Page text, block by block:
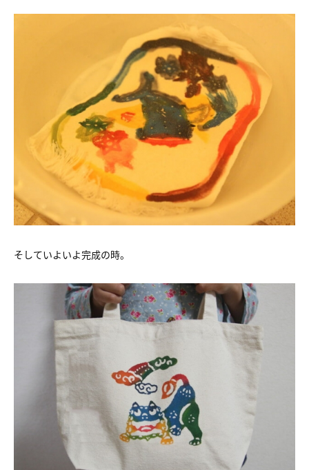
そしていよいよ完成の時。